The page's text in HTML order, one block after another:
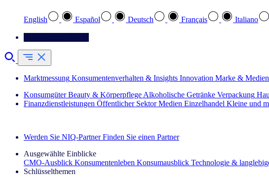
English Español Deutsch Français Italiano
Marktmessung Konsumentenverhalten & Insights Innovation Marke & Medien
Konsumgüter Beauty & Körperpflege Alkoholische Getränke Verpackung
Finanzdienstleistungen Öffentlicher Sektor Medien Einzelhandel Kleine und
Werden Sie NIQ-Partner Finden Sie einen Partner
Ausgewählte Einblicke
CMO‑Ausblick Konsumentenleben Konsumausblick Technologie &
Schlüsselthemen